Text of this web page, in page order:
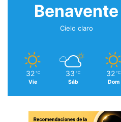
Benavente
Cielo claro
32 ℃
Vie
33 ℃
Sáb
32 ℃
Dom